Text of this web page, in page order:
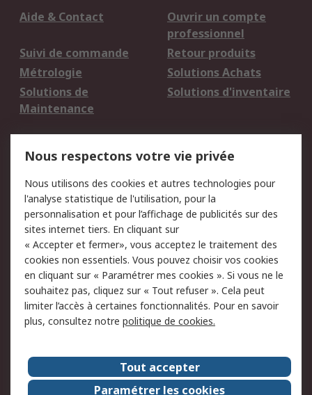
Aide & Contact
Ouvrir un compte
professionnel
Suivi de commande
Retour produits
Métrologie
Solutions Achats
Solutions de
Maintenance
Solutions d'inventaire
du site
Politique de protection
des données - Mise à
jour
Sécurité des E-mails
Conditions générales
de vente
Politique anti-
corruption
Campagnes marketing
A propos de RS
A propos de RS France
Evénements
Le groupe RS Group Plc
Presse
Nous respectons votre vie privée
Nous utilisons des cookies et autres technologies pour
l'analyse statistique de l'utilisation, pour la
personnalisation et pour l’affichage de publicités sur des
sites internet tiers. En cliquant sur
« Accepter et fermer», vous acceptez le traitement des
cookies non essentiels. Vous pouvez choisir vos cookies
en cliquant sur « Paramétrer mes cookies ». Si vous ne le
souhaitez pas, cliquez sur « Tout refuser ». Cela peut
limiter l’accès à certaines fonctionnalités. Pour en savoir
plus, consultez notre politique de cookies.
Tout accepter
Paramétrer les cookies